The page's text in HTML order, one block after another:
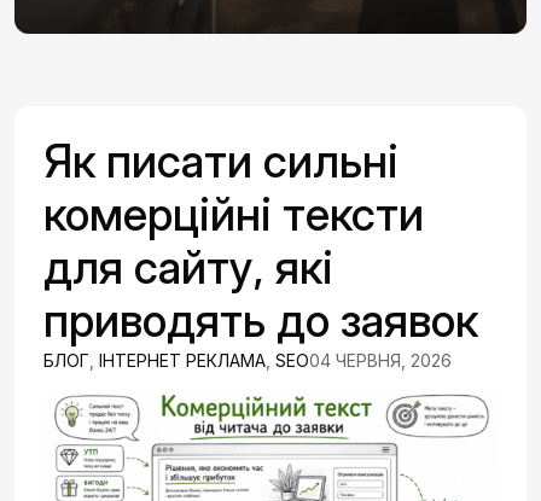
Як писати сильні
комерційні тексти
для сайту, які
приводять до заявок
БЛОГ ІНТЕРНЕТ РЕКЛАМА SEO04 ЧЕРВНЯ, 2026